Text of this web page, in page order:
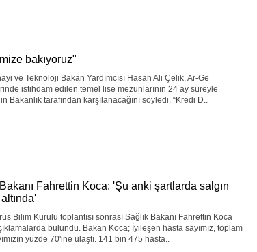
bakıyoruz"
ve Teknoloji Bakan Yardımcısı Hasan Ali Çelik, Ar-Ge
istihdam edilen temel lise mezunlarının 24 ay süreyle
Bakanlık tarafından karşılanacağını söyledi. “Kredi D..
Fahrettin Koca: 'Şu anki şartlarda salgın
Bilim Kurulu toplantısı sonrası Sağlık Bakanı Fahrettin Koca
bulundu. Bakan Koca; İyileşen hasta sayımız, toplam
yüzde 70'ine ulaştı. 141 bin 475 hasta..